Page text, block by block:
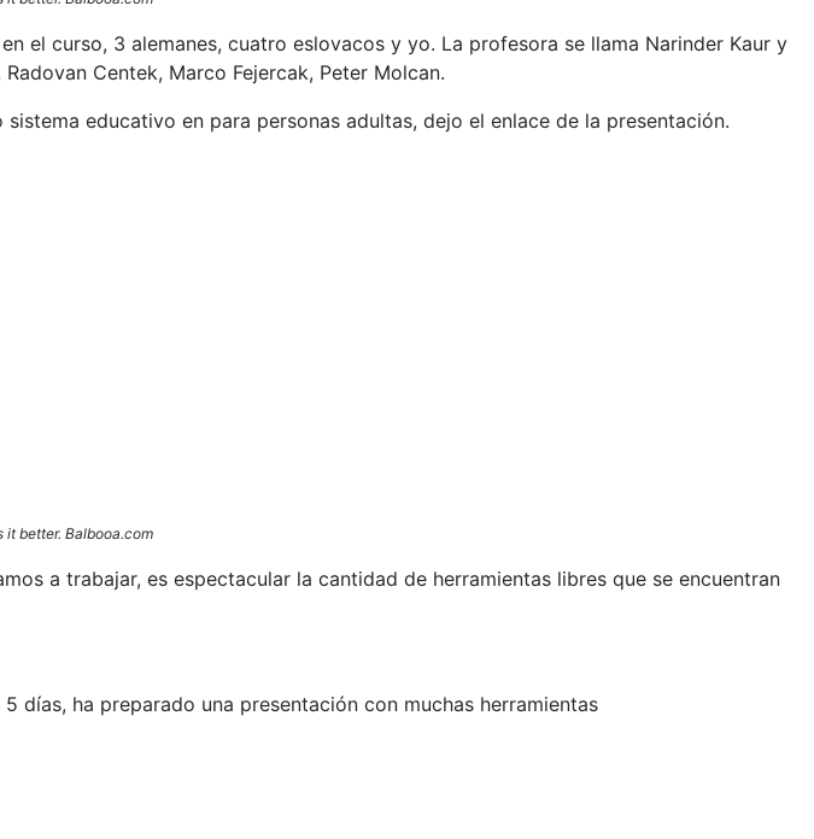
el curso, 3 alemanes, cuatro eslovacos y yo. La profesora se llama Narinder Kaur y
Centek, Marco Fejercak, Peter Molcan.
educativo en para personas adultas, dejo el enlace de la presentación.
it better. Balbooa.com
a trabajar, es espectacular la cantidad de herramientas libres que se encuentran
días, ha preparado una presentación con muchas herramientas